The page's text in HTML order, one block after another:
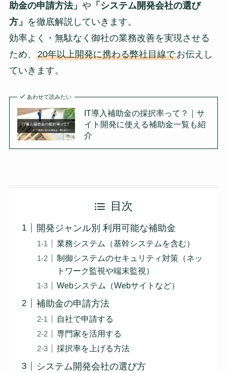
助金の申請方法」 や 「システム開発会社の選び
方」 を徹底解説していきます。
効率よく・無駄なく御社の業務改善を実現させる
ため、 20年以上開発に携わる弊社目線でお伝えし
ていきます。
あわせて読みたい
IT導入補助金の採択率って？｜サ
イト開発に使える補助金一覧も紹
介
目次
開発ジャンル別 利用可能な補助金
業務システム（基幹システムを含む）
制御システムのセキュリティ対策（ネッ
トワーク監視や端末監視）
Webシステム（Webサイトなど）
補助金の申請方法
自社で申請する
専門家を活用する
採択率を上げる方法
システム開発会社の選び方